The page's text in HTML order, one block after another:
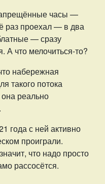
часы —
раз проехал — в два
— сразу
А что мелочиться-то?
набережная
такого потока
реально
года с ней активно
проиграли.
что надо просто
рассосётся.